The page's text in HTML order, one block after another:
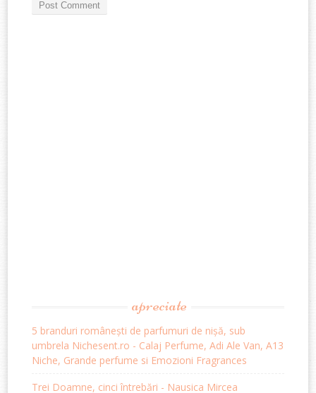
apreciate
5 branduri românești de parfumuri de nișă, sub
umbrela Nichesent.ro - Calaj Perfume, Adi Ale Van, A13
Niche, Grande perfume si Emozioni Fragrances
Trei Doamne, cinci întrebări - Nausica Mircea